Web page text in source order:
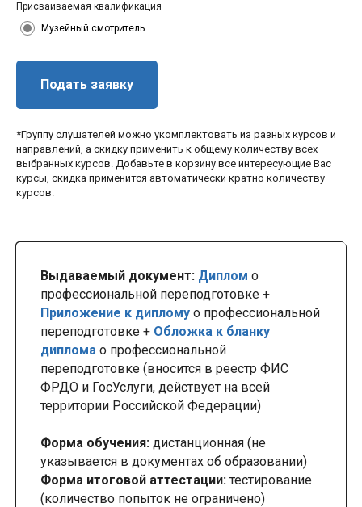
Присваиваемая квалификация
Музейный смотритель
Подать заявку
*Группу слушателей можно укомплектовать из разных курсов и
направлений, а скидку применить к общему количеству всех
выбранных курсов. Добавьте в корзину все интересующие Вас
курсы, скидка применится автоматически кратно количеству
курсов.
Выдаваемый документ: Диплом о
профессиональной переподготовке +
Приложение к диплому о профессиональной
переподготовке + Обложка к бланку
диплома о профессиональной
переподготовке (вносится в реестр ФИС
ФРДО и ГосУслуги, действует на всей
территории Российской Федерации)
Форма обучения: дистанционная (не
указывается в документах об образовании)
Форма итоговой аттестации: тестирование
(количество попыток не ограничено)